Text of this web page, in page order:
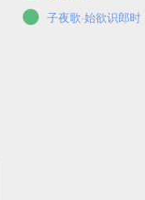
子夜歌·始欲识郎时